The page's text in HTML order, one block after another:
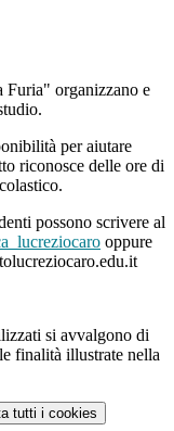
Furia" organizzano e
per aiutare
riconosce delle ore di
possono scrivere al
oppure
si avvalgono di
finalità illustrate nella
tutti i cookies